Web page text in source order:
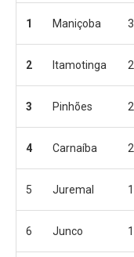
1 Maniçoba 3
2 Itamotinga 2
3 Pinhões 2
4 Carnaíba 2
5 Juremal 1
6 Junco 1